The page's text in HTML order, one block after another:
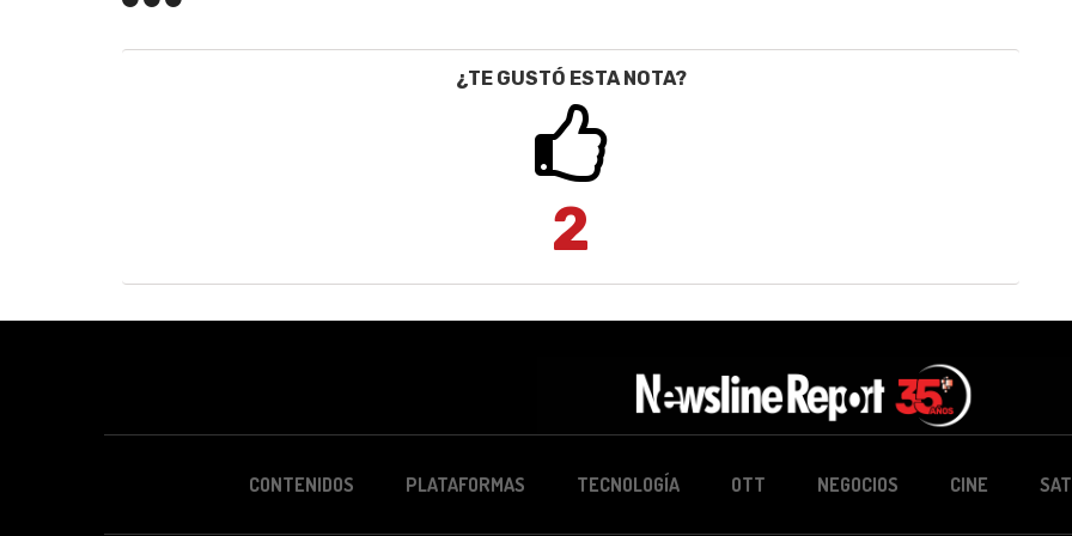
¿TE GUSTÓ ESTA NOTA?
2
CONTENIDOS PLATAFORMAS TECNOLOGÍA OTT NEGOCIOS CINE